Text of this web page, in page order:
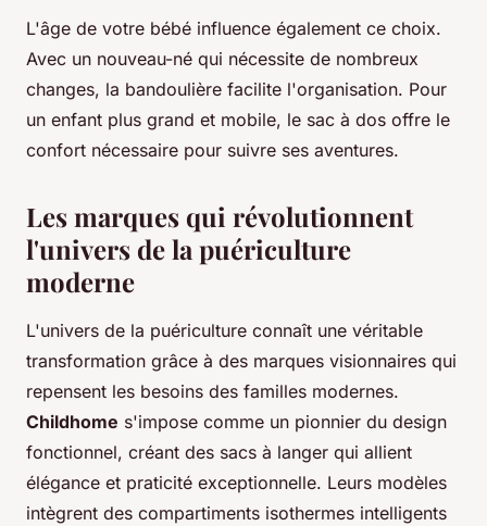
L'âge de votre bébé influence également ce choix.
Avec un nouveau-né qui nécessite de nombreux
changes, la bandoulière facilite l'organisation. Pour
un enfant plus grand et mobile, le sac à dos offre le
confort nécessaire pour suivre ses aventures.
Les marques qui révolutionnent
l'univers de la puériculture
moderne
L'univers de la puériculture connaît une véritable
transformation grâce à des marques visionnaires qui
repensent les besoins des familles modernes.
Childhome s'impose comme un pionnier du design
fonctionnel, créant des sacs à langer qui allient
élégance et praticité exceptionnelle. Leurs modèles
intègrent des compartiments isothermes intelligents